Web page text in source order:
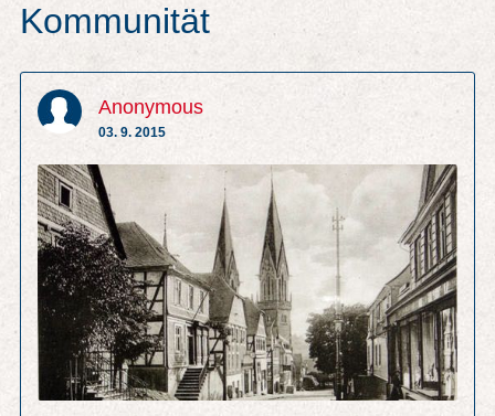
Kommunität
Anonymous
03. 9. 2015